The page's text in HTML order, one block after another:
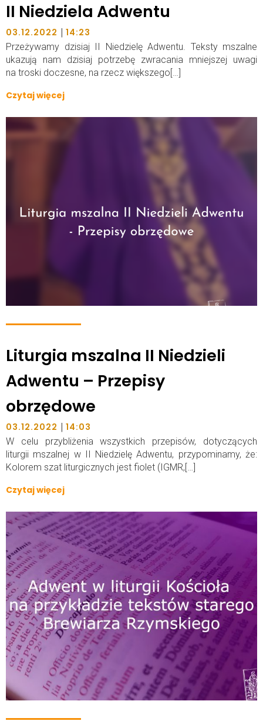
II Niedziela Adwentu
03.12.2022 | 14:23
Przeżywamy dzisiaj II Niedzielę Adwentu. Teksty mszalne
ukazują nam dzisiaj potrzebę zwracania mniejszej uwagi
na troski doczesne, na rzecz większego[…]
Czytaj więcej
Liturgia mszalna II Niedzieli
Adwentu – Przepisy
obrzędowe
03.12.2022 | 14:03
W celu przybliżenia wszystkich przepisów, dotyczących
liturgii mszalnej w II Niedzielę Adwentu, przypominamy, że:
Kolorem szat liturgicznych jest fiolet (IGMR,[…]
Czytaj więcej